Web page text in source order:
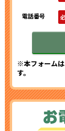
電話番号
※本フォーム
す。